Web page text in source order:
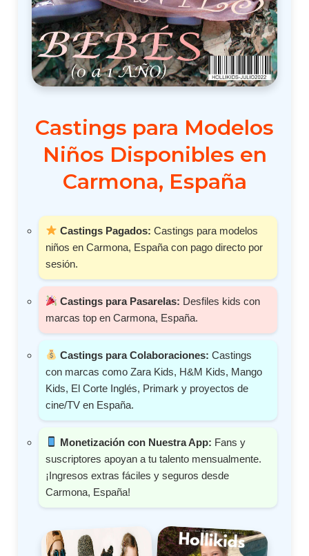
Castings para Modelos
Niños Disponibles en
Carmona, España
Castings Pagados: Castings para modelos
niños en Carmona, España con pago directo por
sesión.
Castings para Pasarelas: Desfiles kids con
marcas top en Carmona, España.
Castings para Colaboraciones: Castings
con marcas como Zara Kids, H&M Kids, Mango
Kids, El Corte Inglés, Primark y proyectos de
cine/TV en España.
Monetización con Nuestra App: Fans y
suscriptores apoyan a tu talento mensualmente.
¡Ingresos extras fáciles y seguros desde
Carmona, España!